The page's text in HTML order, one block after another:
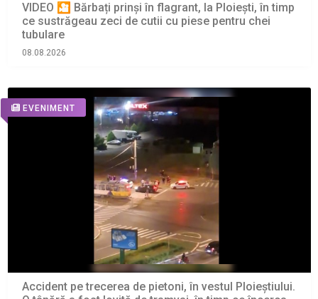
VIDEO 🎦 Bărbați prinși în flagrant, la Ploiești, în timp
ce sustrăgeau zeci de cutii cu piese pentru chei
tubulare
08.08.2026
EVENIMENT
Accident pe trecerea de pietoni, în vestul Ploieștiului.